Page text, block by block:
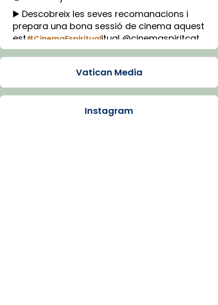
▶️ Descobreix les seves recomanacions i
prepara una bona sessió de cinema aquest
est#CinemaEspiritualitual @cinemaspiritcat
Imatge: Generada amb IA (OpenAI)
Arquebisbat de Barcelona
Vatican Media
Instagram